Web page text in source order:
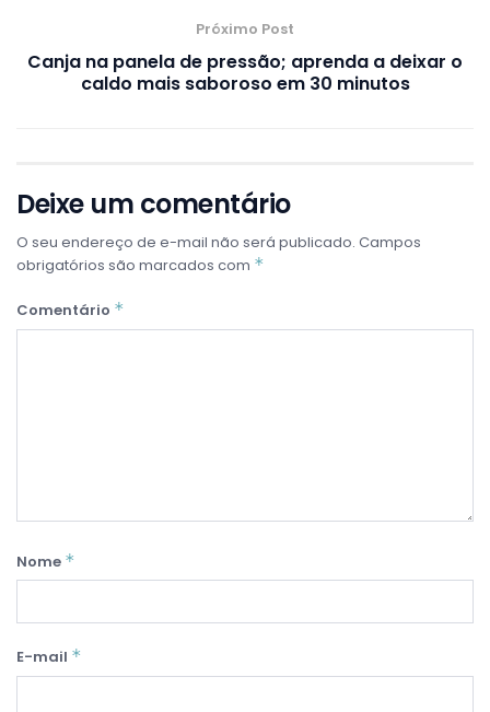
Próximo Post
Canja na panela de pressão; aprenda a deixar o
caldo mais saboroso em 30 minutos
Deixe um comentário
O seu endereço de e-mail não será publicado. Campos
obrigatórios são marcados com *
Comentário *
Nome *
E-mail *